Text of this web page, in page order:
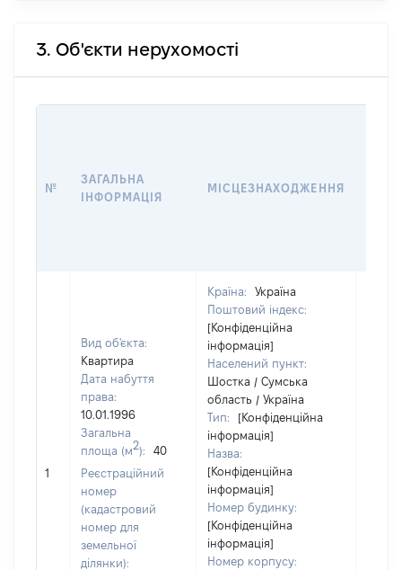
3. Об'єкти нерухомості
№
ЗАГАЛЬНА
ІНФОРМАЦІЯ
МІСЦЕЗНАХОДЖЕННЯ
1
Вид об'єкта:
Квартира
Дата набуття
права:
10.01.1996
Загальна
площа (м2):
40
Реєстраційний
номер
(кадастровий
номер для
земельної
ділянки):
Країна:
Україна
Поштовий індекс:
[Конфіденційна
інформація]
Населений пункт:
Шостка / Сумська
область / Україна
Тип:
[Конфіденційна
інформація]
Назва:
[Конфіденційна
інформація]
Номер будинку:
[Конфіденційна
інформація]
Номер корпусу: